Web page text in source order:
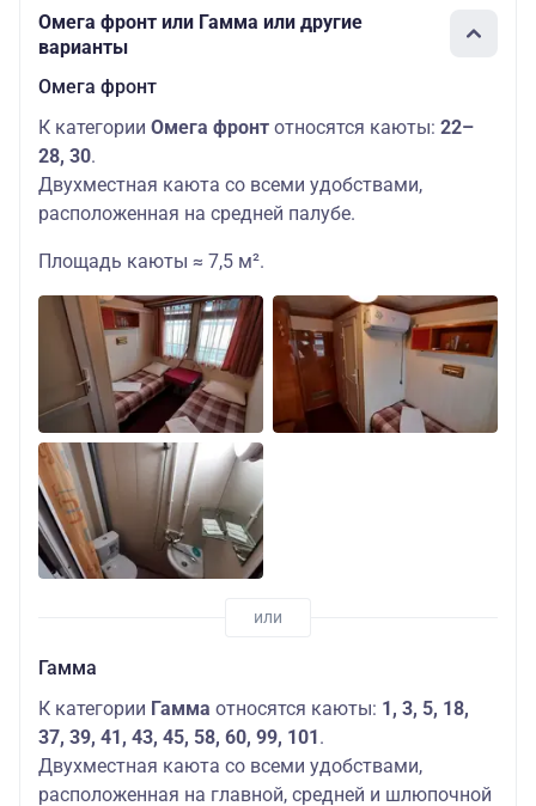
Омега фронт или Гамма или другие
варианты
Омега фронт
К категории Омега фронт относятся каюты: 22–
28, 30.
Двухместная каюта со всеми удобствами,
расположенная на средней палубе.
Площадь каюты ≈ 7,5 м².
Гамма
К категории Гамма относятся каюты: 1, 3, 5, 18,
37, 39, 41, 43, 45, 58, 60, 99, 101 .
Двухместная каюта со всеми удобствами,
расположенная на главной, средней и шлюпочной